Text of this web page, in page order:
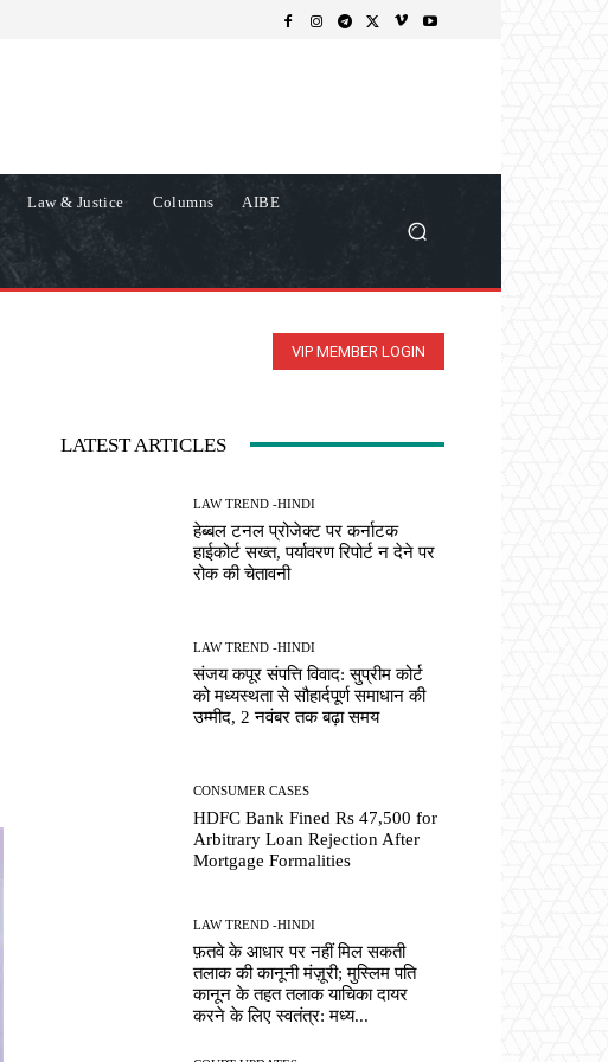
Law & Justice Columns AIBE
VIP MEMBER LOGIN
LATEST ARTICLES
LAW TREND -HINDI
हेब्बल टनल प्रोजेक्ट पर कर्नाटक
हाईकोर्ट सख्त, पर्यावरण रिपोर्ट न देने पर
रोक की चेतावनी
LAW TREND -HINDI
संजय कपूर संपत्ति विवाद: सुप्रीम कोर्ट
को मध्यस्थता से सौहार्दपूर्ण समाधान की
उम्मीद, 2 नवंबर तक बढ़ा समय
CONSUMER CASES
HDFC Bank Fined Rs 47,500 for
Arbitrary Loan Rejection After
Mortgage Formalities
LAW TREND -HINDI
फ़तवे के आधार पर नहीं मिल सकती
तलाक की कानूनी मंज़ूरी; मुस्लिम पति
कानून के तहत तलाक याचिका दायर
करने के लिए स्वतंत्र: मध्य...